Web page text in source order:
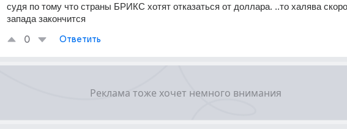
судя по тому что страны БРИКС хотят отказаться от доллара. ..то халява
запада закончится
0 Ответить